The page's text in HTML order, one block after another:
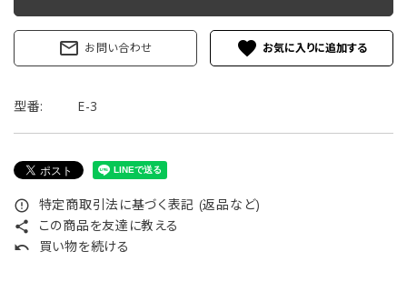
mail_outline お問い合わせ favorite
型番: E-3
error_outline 特定商取引法に基づく表記 (返品など)
share この商品を友達に教える
undo 買い物を続ける